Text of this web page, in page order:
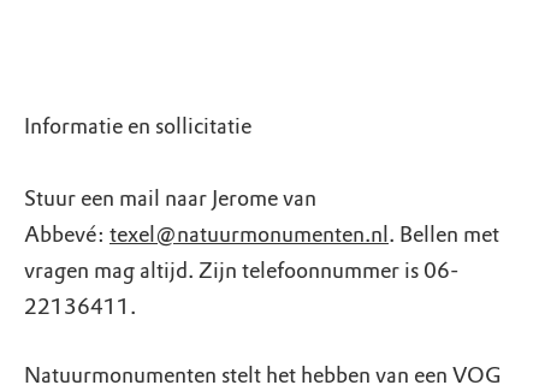
Informatie en sollicitatie
Stuur een mail naar Jerome van
Abbevé: texel@natuurmonumenten.nl . Bellen met
vragen mag altijd. Zijn telefoonnummer is 06-
22136411.
Natuurmonumenten stelt het hebben van een VOG